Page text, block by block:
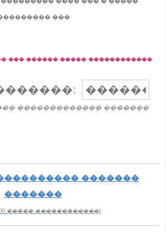
���
��� ������ ����� ������������
������������� �������
�������
�������
����� ������������)